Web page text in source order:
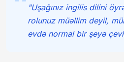
"Uşağınız ingilis dilini
rolunuz müəllim deyil,
evdə normal bir şeyə